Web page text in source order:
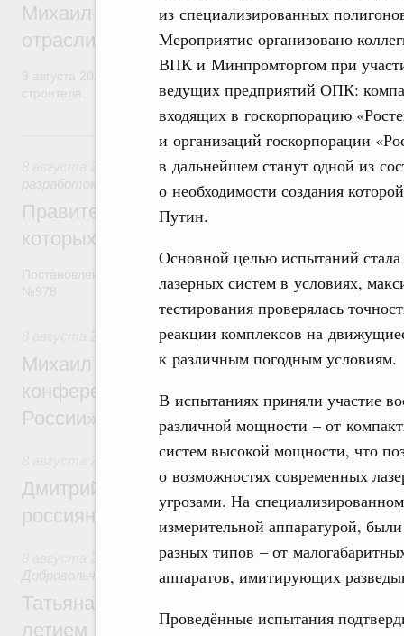
из специализированных
Мероприятие организовано
ВПК и Минпромторгом при
ведущих предприятий ОПК:
входящих в госкорпорацию
и организаций госкорпорации
в дальнейшем станут одной из
о необходимости создания
Путин.
Основной целью испытаний
лазерных систем в условиях,
тестирования проверялась
реакции комплексов на
к различным погодным условиям.
В испытаниях приняли участие
различной мощности – от
систем высокой мощности, что
о возможностях современных
угрозами. На
измерительной аппаратурой,
разных типов – от
аппаратов, имитирующих
Проведённые испытания
Михаил Мишустин поздравил
отрасли с профессиональным
9 августа 2026 года отмечается профессиональный праздник
Вчера
Государственная политика в сфере
разработок
Правительство расширило перечень
которых освобождаются от НДФЛ
Отрасль информационных технологий
Михаил Мишустин дал поручения по
конференции «Цифровая индустрия
России»
Спорт высших достижений и массовый
Дмитрий Чернышенко и Михаил
россиян с Днём физкультурника
Социальные инновации. Некоммерческие
Добровольчество и волонтёрство. Благотворительность
Татьяна Голикова поздравила
летием